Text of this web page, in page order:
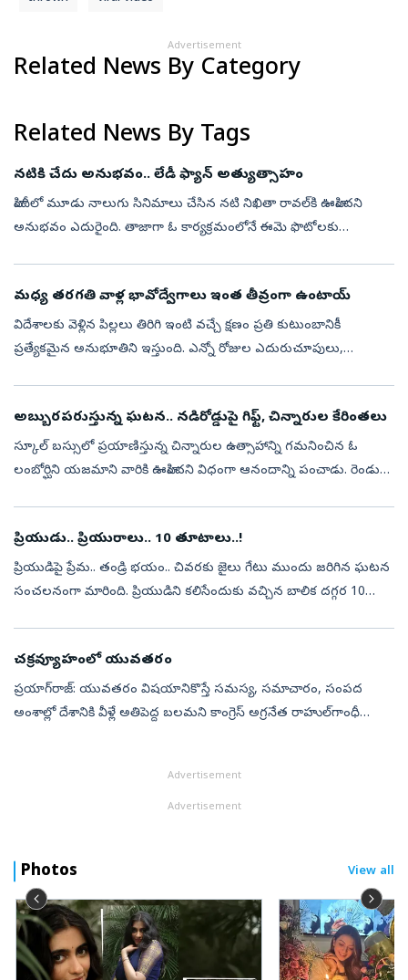
Advertisement
Related News By Category
Related News By Tags
నటికి చేదు అనుభవం.. లేడీ ఫ్యాన్ అత్యుత్సాహం
హిందీలో మూడు నాలుగు సినిమాలు చేసిన నటి నిఖితా రావల్‌కి ఊహించని
అనుభవం ఎదురైంది. తాజాగా ఓ కార్యక్రమంలోనే ఈమె ఫొటోలకు
మధ్య తరగతి వాళ్ల భావోద్వేగాలు ఇంత తీవ్రంగా ఉంటాయ్‌
విదేశాలకు వెళ్లిన పిల్లలు తిరిగి ఇంటి వచ్చే క్షణం ప్రతి కుటుంబానికీ
ప్రత్యేకమైన అనుభూతిని ఇస్తుంది. ఎన్నో రోజుల ఎదురుచూపులు,
అబ్బురపరుస్తున్న ఘటన.. నడిరోడ్డుపై గిఫ్ట్‌, చిన్నారుల కేరింతలు
స్కూల్ బస్సులో ప్రయాణిస్తున్న చిన్నారుల ఉత్సాహాన్ని గమనించిన ఓ
లంబోర్ఘిని యజమాని వారికి ఊహించని విధంగా ఆనందాన్ని పంచాడు. రెండు
ప్రియుడు.. ప్రియురాలు.. 10 తూటాలు..!
ప్రియుడిపై ప్రేమ.. తండ్రి భయం.. చివరకు జైలు గేటు ముందు జరిగిన ఘటన
సంచలనంగా మారింది. ప్రియుడిని కలిసేందుకు వచ్చిన బాలిక దగ్గర 10
చక్రవ్యూహంలో యువతరం
ప్రయాగ్‌రాజ్‌: యువతరం విషయానికొస్తే సమస్య, సమాచారం, సంపద
అంశాల్లో దేశానికి వీళ్లే అతిపెద్ద బలమని కాంగ్రెస్‌ అగ్రనేత రాహుల్‌గాంధీ
Advertisement
Advertisement
Photos View all